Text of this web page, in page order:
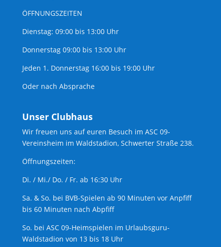
ÖFFNUNGSZEITEN
Dienstag: 09:00 bis 13:00 Uhr
Donnerstag 09:00 bis 13:00 Uhr
Jeden 1. Donnerstag 16:00 bis 19:00 Uhr
Oder nach Absprache
Unser Clubhaus
Wir freuen uns auf euren Besuch im ASC 09-
Vereinsheim im Waldstadion, Schwerter Straße 238.
Öffnungszeiten:
Di. / Mi./ Do. / Fr. ab 16:30 Uhr
Sa. & So. bei BVB-Spielen ab 90 Minuten vor Anpfiff
bis 60 Minuten nach Abpfiff
So. bei ASC 09-Heimspielen im Urlaubsguru-
Waldstadion von 13 bis 18 Uhr